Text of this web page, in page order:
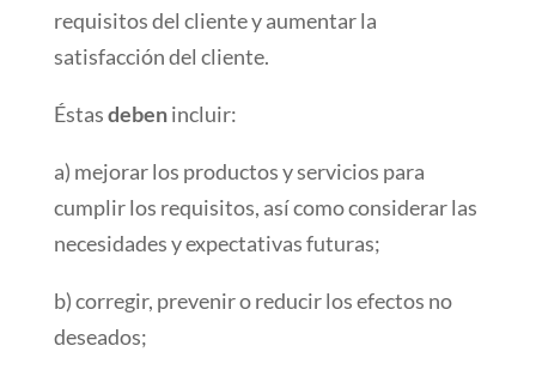
requisitos del cliente y aumentar la
satisfacción del cliente.
Éstasdebenincluir:
a) mejorar los productos y servicios para
cumplir los requisitos, así como considerar las
necesidades y expectativas futuras;
b) corregir, prevenir o reducir los efectos no
deseados;